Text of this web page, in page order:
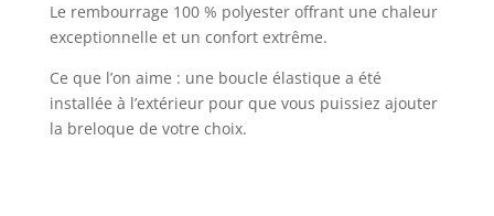
Le rembourrage 100 % polyester offrant une chaleur
exceptionnelle et un confort extrême.
Ce que l’on aime : une boucle élastique a été
installée à l’extérieur pour que vous puissiez ajouter
la breloque de votre choix.